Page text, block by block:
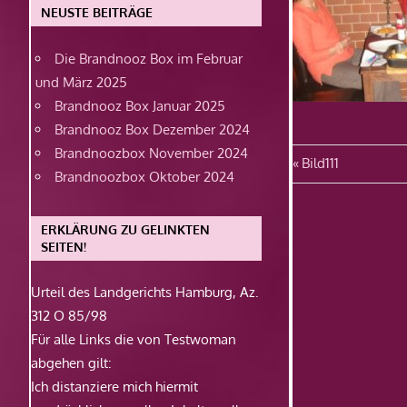
Vorheriger
Beitrag:
Bild111
NEUSTE BEITRÄGE
Die Brandnooz Box im Februar
und März 2025
Brandnooz Box Januar 2025
Brandnooz Box Dezember 2024
Brandnoozbox November 2024
Brandnoozbox Oktober 2024
ERKLÄRUNG ZU GELINKTEN
SEITEN!
Urteil des Landgerichts Hamburg, Az.
312 O 85/98
Für alle Links die von Testwoman
abgehen gilt:
Ich distanziere mich hiermit